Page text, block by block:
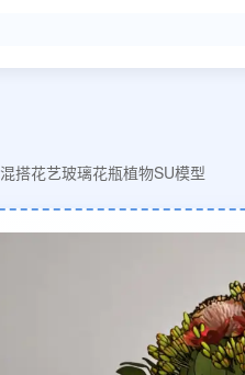
混搭花艺玻璃花瓶植物SU模型